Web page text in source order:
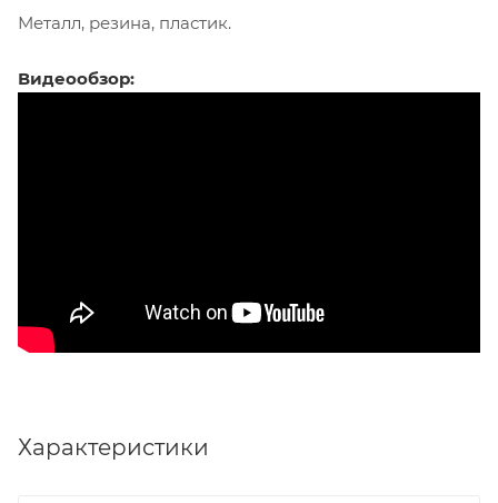
Металл, резина, пластик.
Видеообзор:
Характеристики